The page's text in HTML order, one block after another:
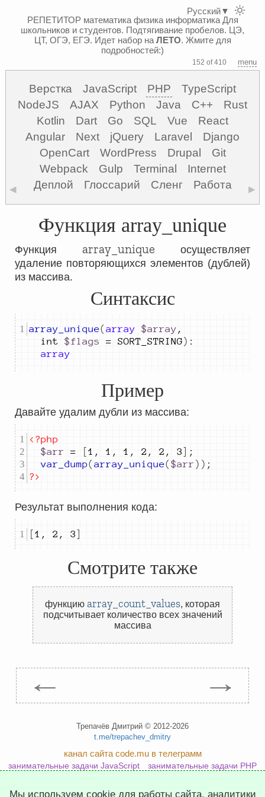
РЕПЕТИТОР математика физика информатикаДля
школьников и студентов. Подтягивание пробелов. ЦЭ,
ЦТ, ОГЭ, ЕГЭ. Идет набор на ЛЕТО. Жмите для
подробностей:)
152 of 410 menu
Верстка JavaScript PHP
TypeScript
NodeJS
AJAX Python Java C++
Rust
Kotlin
Dart Go SQL Vue
React
Angular
Next jQuery Laravel
Django
OpenCart
WordPress Drupal
Git
Webpack
Gulp Terminal
Internet
Деплой
Глоссарий Сленг Работа
◀ ▶
Функция array_unique
Функция array_unique осуществляет
удаление повторяющихся элементов (дублей)
из массива.
Синтаксис
array_unique( array $array ,
int $flags = SORT_STRING) :
array
Пример
Давайте удалим дубли из массива:
<?php
$arr
= [1 , 1 , 1 , 2 , 2 , 3] ;
var_dump( array_unique( $arr )) ;
?>
Результат выполнения кода:
[1 , 2 , 3]
Смотрите также
функцию array_count_values, которая
подсчитывает количество всех значений
массива
← →
Трепачёв Дмитрий © 2012-2026
t.me/trepachev_dmitry
канал сайта code.mu в телеграмм
занимательные задачи JavaScript
занимательные задачи PHP
Русский▼
Мы используем cookie для работы сайта, аналитики